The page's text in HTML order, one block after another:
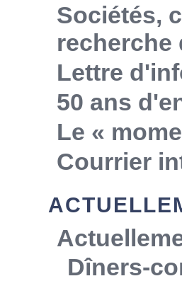
Sociétés,
recherche
Lettre
50 ans
Le «
Courrier
Dîners-